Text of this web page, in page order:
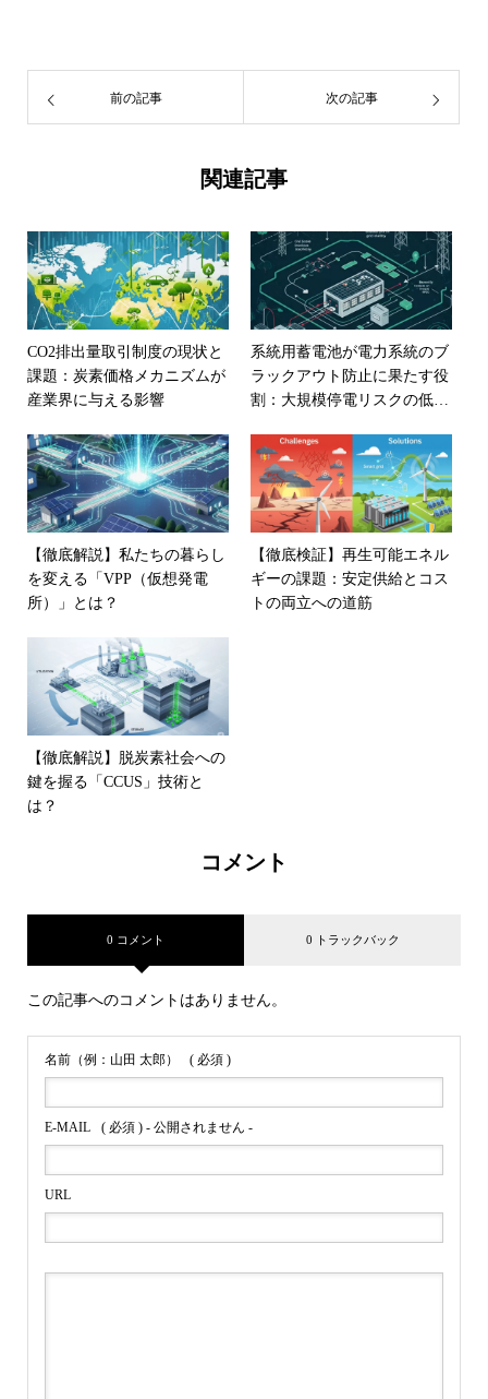
前の記事 次の記事
関連記事
CO2排出量取引制度の現状と
課題：炭素価格メカニズムが
産業界に与える影響
系統用蓄電池が電力系統のブ
ラックアウト防止に果たす役
割：大規模停電リスクの低減
【徹底解説】私たちの暮らし
を変える「VPP（仮想発電
所）」とは？
【徹底検証】再生可能エネル
ギーの課題：安定供給とコス
トの両立への道筋
【徹底解説】脱炭素社会への
鍵を握る「CCUS」技術と
は？
コメント
0 コメント 0 トラックバック
この記事へのコメントはありません。
名前（例：山田 太郎） ( 必須 )
E-MAIL ( 必須 ) - 公開されません -
URL